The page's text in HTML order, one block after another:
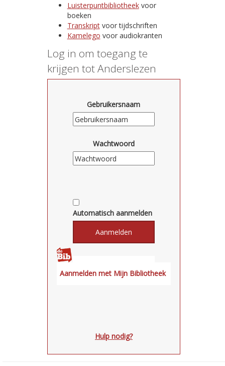
Luisterpuntbibliotheekvoor
boeken
Transkriptvoor tijdschriften
Kamelego voor audiokranten
Log in om toegang te
krijgen tot Anderslezen
Gebruikersnaam
Wachtwoord
Automatisch aanmelden
Hulp nodig?